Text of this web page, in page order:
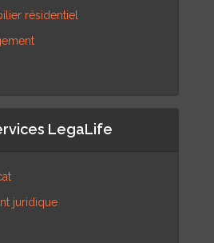
résidentiel
LegaLife
juridique